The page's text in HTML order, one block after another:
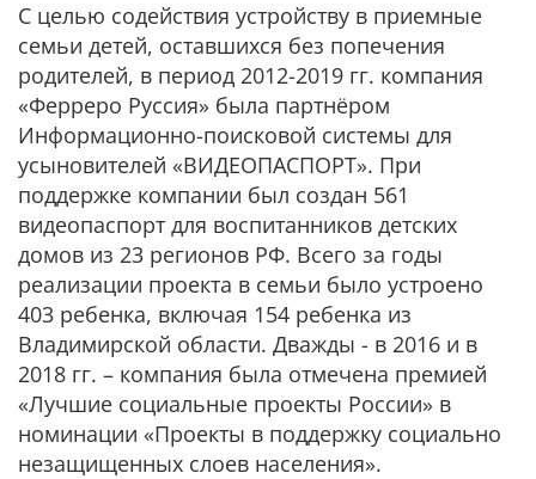
С целью содействия устройству в приемные
семьи детей, оставшихся без попечения
родителей, в период 2012-2019 гг. компания
«Ферреро Руссия» была партнёром
Информационно-поисковой системы для
усыновителей «ВИДЕОПАСПОРТ». При
поддержке компании был создан 561
видеопаспорт для воспитанников детских
домов из 23 регионов РФ. Всего за годы
реализации проекта в семьи было устроено
403 ребенка, включая 154 ребенка из
Владимирской области. Дважды - в 2016 и в
2018 гг. – компания была отмечена премией
«Лучшие социальные проекты России» в
номинации «Проекты в поддержку социально
незащищенных слоев населения».